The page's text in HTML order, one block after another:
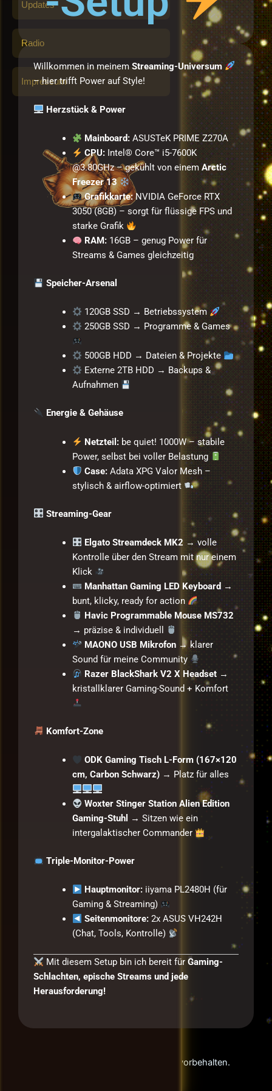
Updates
Radio
Impressum
Willkommen in meinem Streaming-Universum
– hier trifft Power auf Style!
Herzstück & Power
Mainboard: ASUSTeK PRIME Z270A
CPU: Intel® Core™ i5-7600K
@3.80GHz – gekühlt von einemArctic
Freezer 13
Grafikkarte:NVIDIA GeForce RTX
3050 (8GB) – sorgt für flüssige FPS und
starke Grafik
RAM: 16GB – genug Power für
Streams & Games gleichzeitig
Speicher-Arsenal
120GB SSD → Betriebssystem
250GB SSD → Programme & Games
500GB HDD → Dateien & Projekte
Externe 2TB HDD → Backups &
Aufnahmen
Energie & Gehäuse
Netzteil: be quiet! 1000W – stabile
Power, selbst bei voller Belastung
Case: Adata XPG Valor Mesh –
stylisch & airflow-optimiert
Streaming-Gear
Elgato Streamdeck MK2 → volle
Kontrolle über den Stream mit nur einem
Klick
Manhattan Gaming LED Keyboard →
bunt, klicky, ready for action
Havic Programmable Mouse MS732
→ präzise & individuell
MAONO USB Mikrofon → klarer
Sound für meine Community
Razer BlackShark V2 X Headset →
kristallklarer Gaming-Sound + Komfort
Komfort-Zone
ODK Gaming Tisch L-Form (167×120
cm, Carbon Schwarz)→ Platz für alles
Woxter Stinger Station Alien Edition
Gaming-Stuhl
→ Sitzen wie ein
intergalaktischer Commander
Triple-Monitor-Power
Hauptmonitor: iiyama PL2480H (für
Gaming & Streaming)
Seitenmonitore: 2x ASUS VH242H
(Chat, Tools, Kontrolle)
Mit diesem Setup bin ich bereit für Gaming-
Schlachten, epische Streams und jede
Herausforderung!
© 2026 SteelWolfRP. Alle Rechte vorbehalten.